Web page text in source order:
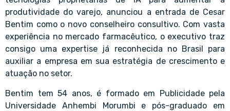
produtividade do varejo, anunciou a entrada de Cesar
Bentim como o novo conselheiro consultivo. Com vasta
experiência no mercado farmacêutico, o executivo traz
consigo uma expertise já reconhecida no Brasil para
auxiliar a empresa em sua estratégia de crescimento e
atuação no setor.
Bentim tem 54 anos, é formado em Publicidade pela
Universidade Anhembi Morumbi e pós-graduado em